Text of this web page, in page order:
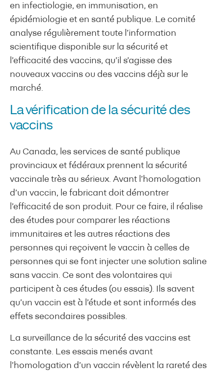
en infectiologie, en immunisation, en
épidémiologie et en santé publique. Le comité
analyse régulièrement toute l’information
scientifique disponible sur la sécurité et
l’efficacité des vaccins, qu’il s’agisse des
nouveaux vaccins ou des vaccins déjà sur le
marché.
La vérification de la sécurité des
vaccins
Au Canada, les services de santé publique
provinciaux et fédéraux prennent la sécurité
vaccinale très au sérieux. Avant l’homologation
d’un vaccin, le fabricant doit démontrer
l’efficacité de son produit. Pour ce faire, il réalise
des études pour comparer les réactions
immunitaires et les autres réactions des
personnes qui reçoivent le vaccin à celles de
personnes qui se font injecter une solution saline
sans vaccin. Ce sont des volontaires qui
participent à ces études (ou essais). Ils savent
qu’un vaccin est à l’étude et sont informés des
effets secondaires possibles.
La surveillance de la sécurité des vaccins est
constante. Les essais menés avant
l’homologation d’un vaccin révèlent la rareté des